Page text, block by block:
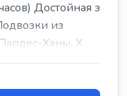
Достойная з
из
Ханы, Х...